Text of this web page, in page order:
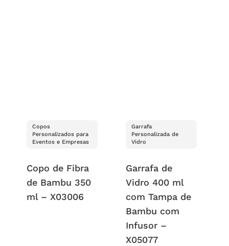
Copos
Personalizados para
Eventos e Empresas
Copo de Fibra
de Bambu 350
ml – X03006
Garrafa
Personalizada de
Vidro
Garrafa de
Vidro 400 ml
com Tampa de
Bambu com
Infusor –
X05077